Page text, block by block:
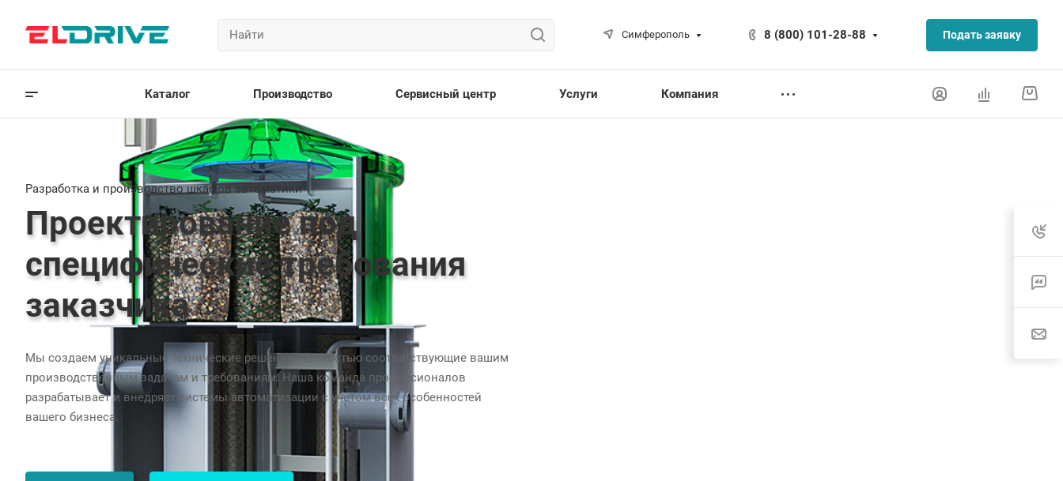
Симферополь 8 (800) 101-28-88 Подать заявку
Каталог Производство Сервисный центр Услуги Компания
Разработка и производство шкафов автоматики
Проектирование под
специфические требования
заказчика
Мы создаем уникальные технические решения, полностью соответствующие вашим
производственным задачам и требованиям. Наша команда профессионалов
разрабатывает и внедряет системы автоматизации с учетом всех особенностей
вашего бизнеса.